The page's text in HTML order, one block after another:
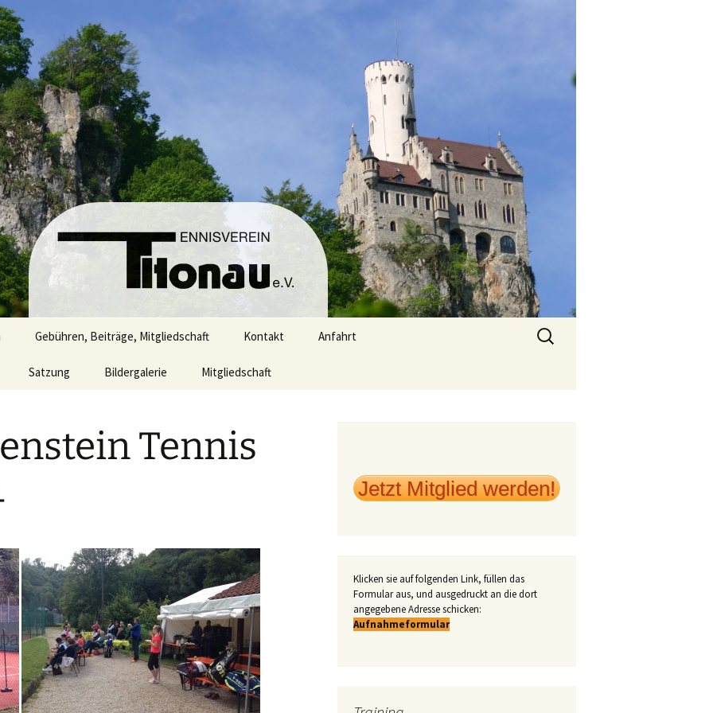
Gebühren, Beiträge, Mitgliedschaft Kontakt Anfahrt
Satzung Bildergalerie Mitgliedschaft
Suchen
nach:
Tennis
Jetzt Mitglied werden!
Klicken sie auf folgenden Link, füllen das
Formular aus, und ausgedruckt an die dort
angegebene Adresse schicken:
Aufnahmeformular